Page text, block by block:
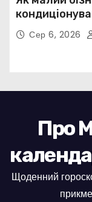
Сер 6, 2026
Про
Щоденний